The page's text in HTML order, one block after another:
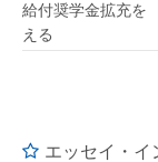
給付奨学金拡充を
える
エッセイ・イ